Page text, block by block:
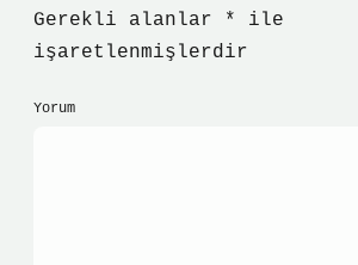
Gerekli alanlar
*
ile
işaretlenmişlerdir
Yorum